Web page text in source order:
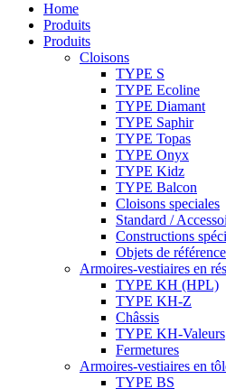
Home
Produits
Produits
Cloisons
TYPE S
TYPE Ecoline
TYPE Diamant
TYPE Saphir
TYPE Topas
TYPE Onyx
TYPE Kidz
TYPE Balcon
Cloisons speciales
Standard /
Constructions
Objets de référence
Armoires-vestiaires en
TYPE KH (HPL)
TYPE KH-Z
Châssis
TYPE KH-Valeurs
Fermetures
Armoires-vestiaires en
TYPE BS